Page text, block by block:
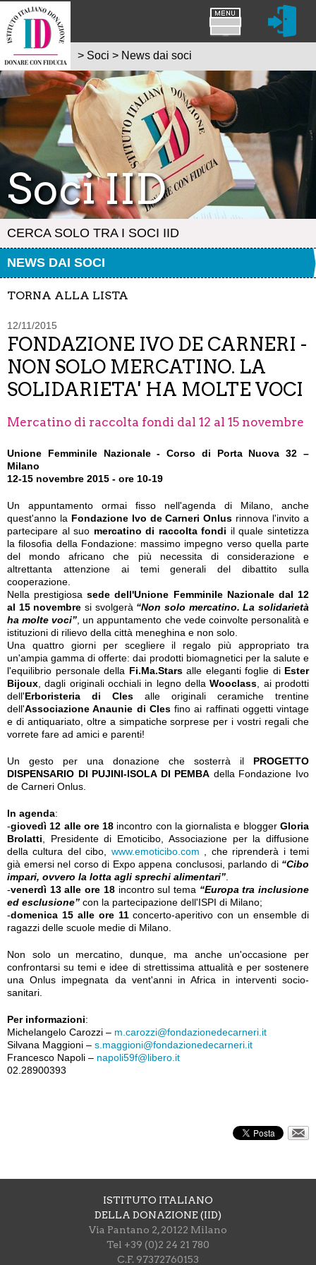
Soci IID
CERCA SOLO TRA I SOCI IID
NEWS DAI SOCI
> Soci > News dai soci
TORNA ALLA LISTA
12/11/2015
FONDAZIONE IVO DE CARNERI -
NON SOLO MERCATINO. LA
SOLIDARIETA' HA MOLTE VOCI
Mercatino di raccolta fondi dal 12 al 15 novembre
Unione Femminile Nazionale - Corso di Porta Nuova 32 –
Milano
12-15 novembre 2015 - ore 10-19
Un appuntamento ormai fisso nell'agenda di Milano, anche
quest'anno la Fondazione Ivo de Carneri Onlus rinnova l'invito a
partecipare al suo mercatino di raccolta fondi il quale sintetizza
la filosofia della Fondazione: massimo impegno verso quella parte
del mondo africano che più necessita di considerazione e
altrettanta attenzione ai temi generali del dibattito sulla
cooperazione.
Nella prestigiosasede dell'Unione Femminile Nazionale dal 12
al 15 novembre si svolgerà “Non solo mercatino. La solidarietà
ha molte voci” , un appuntamento che vede coinvolte personalità e
istituzioni di rilievo della città meneghina e non solo.
Una quattro giorni per scegliere il regalo più appropriato tra
un'ampia gamma di offerte: dai prodotti biomagnetici per la salute e
l'equilibrio personale della Fi.Ma.Starsalle eleganti foglie di Ester
Bijoux , dagli originali occhiali in legno dellaWooclass , ai prodotti
dell'Erboristeria di Cles alle originali ceramiche trentine
dell'Associazione Anaunie di Clesfino ai raffinati oggetti vintage
e di antiquariato, oltre a simpatiche sorprese per i vostri regali che
vorrete fare ad amici e parenti!
Un gesto per una donazione che sosterrà il PROGETTO
DISPENSARIO DI PUJINI-ISOLA DI PEMBA della Fondazione Ivo
de Carneri Onlus.
In agenda:
-giovedì 12 alle ore 18 incontro con la giornalista e bloggerGloria
Brolatti , Presidente di Emoticibo, Associazione per la diffusione
della cultura del cibo, www.emoticibo.com , che riprenderà i temi
già emersi nel corso di Expo appena conclusosi, parlando di “Cibo
impari, ovvero la lotta agli sprechi alimentari”
-venerdì 13 alle ore 18incontro sul tema “Europa tra inclusione
ed esclusione” con la partecipazione dell'ISPI di Milano;
-domenica 15 alle ore 11concerto-aperitivo con un ensemble di
ragazzi delle scuole medie di Milano.
Non solo un mercatino, dunque, ma anche un'occasione per
confrontarsi su temi e idee di strettissima attualità e per sostenere
una Onlus impegnata da vent'anni in Africa in interventi socio-
sanitari.
Per informazioni:
Michelangelo Carozzi – m.carozzi@fondazionedecarneri.it
Silvana Maggioni – s.maggioni@fondazionedecarneri.it
Francesco Napoli – napoli59f@libero.it
02.28900393
ISTITUTO ITALIANO
DELLA DONAZIONE (IID)
Via Pantano 2, 20122 Milano
Tel +39 (0)2 24 21 780
C.F. 97372760153